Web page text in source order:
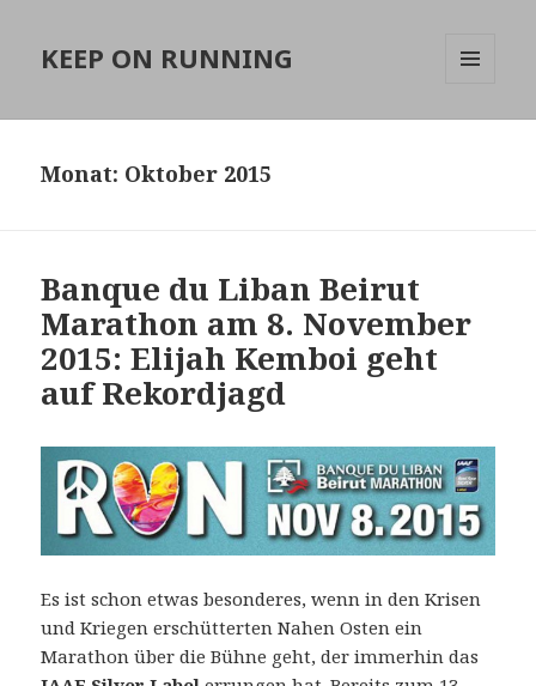
KEEP ON RUNNING
Monat: Oktober 2015
Banque du Liban Beirut
Marathon am 8. November
2015: Elijah Kemboi geht
auf Rekordjagd
Es ist schon etwas besonderes, wenn in den Krisen
und Kriegen erschütterten Nahen Osten ein
Marathon über die Bühne geht, der immerhin das